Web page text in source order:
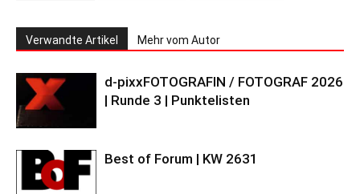
Verwandte Artikel Mehr vom Autor
d-pixxFOTOGRAFIN / FOTOGRAF 2026
| Runde 3 | Punktelisten
Best of Forum | KW 2631